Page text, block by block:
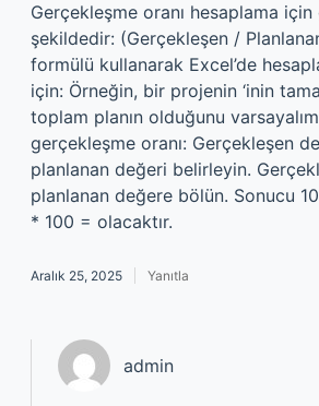
Gerçekleşme oranı hesaplama
şekildedir: (Gerçekleşen /
formülü kullanarak Excel’de
için: Örneğin, bir projenin ‘inin
toplam planın olduğunu
gerçekleşme oranı: Gerçekleşen
planlanan değeri belirleyin.
planlanan değere bölün. Sonucu
* 100 = olacaktır.
Aralık 25, 2025 Yanıtla
admin